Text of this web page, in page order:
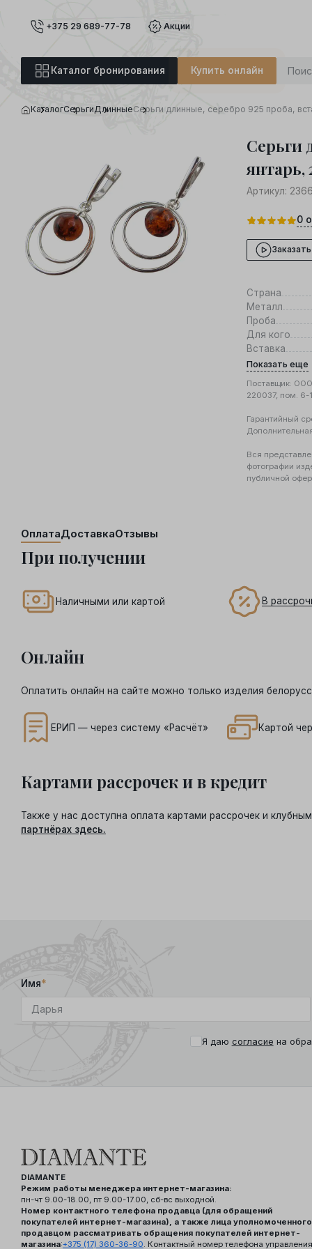
+375 29 689-77-78 Акции
Каталог бронирования Купить онлайн
КаталогСерьгиДлинныеСерьги длинные, серебро 925 проба,
Серьги
янтарь,
Артикул:
0
Страна
Металл
Проба
Для кого
Вставка
Показать еще
Поставщик:
220037, пом. 6-
Гарантийный
Вся
фотографии
публичной
Оплата
При получении
Наличными или картой В
Онлайн
Оплатить онлайн на сайте можно только изделия
ЕРИП — через систему «Расчёт» Картой
Картами рассрочек и в кредит
Также у нас доступна оплата картами рассрочек и
партнёрах здесь.
ДоставкаОтзывы
Имя*
Я даю согласие на
DIAMANTE
Режим работы менеджера интернет-магазина:
пн-чт 9.00-18.00, пт 9.00-17.00, сб-вс выходной.
Номер контактного телефона продавца (для обращений
покупателей интернет-магазина), а также лица уполномоченного
продавцом рассматривать обращения покупателей интернет-
магазина:+375 (17) 360-36-90 . Контактный номер телефона управления